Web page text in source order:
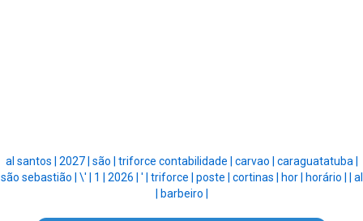
al santos | 2027 | são | triforce contabilidade | carvao | caraguatatuba |
são sebastião | \' | 1 | 2026 | ' | triforce | poste | cortinas | hor | horário |
al
barbeiro |